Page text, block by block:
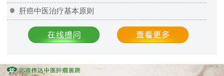
肝癌中医治疗基本原则